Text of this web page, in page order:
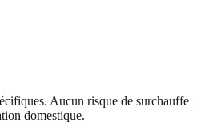
Aucun risque de surchauffe
domestique.